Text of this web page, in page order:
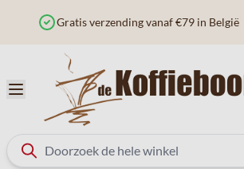
Besteld voor 12u? Vandaag